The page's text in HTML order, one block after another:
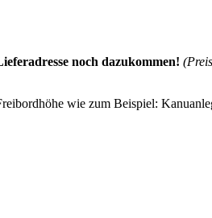
noch dazukommen!
wie zum Beispiel: